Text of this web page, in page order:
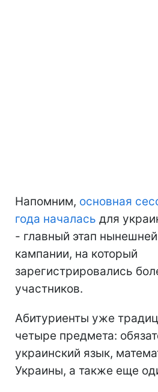
Напомним, основная
года началась для
- главный этап
кампании, на который
зарегистрировались
участников.
Абитуриенты уже
четыре предмета:
украинский язык,
Украины, а также еще